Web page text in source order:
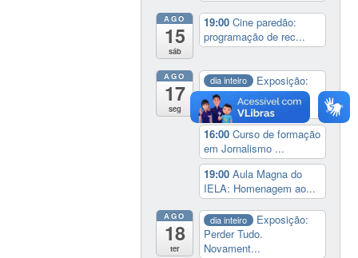
AGO
15
sáb
19:00Cine paredão:
programação de rec...
AGO
17
seg
dia inteiro
Exposição:
Perder Tudo.
Novament...
16:00Curso de formação
em Jornalismo ...
19:00Aula Magna do
IELA: Homenagem ao...
AGO
18
ter
dia inteiro
Exposição:
Perder Tudo.
Novament...